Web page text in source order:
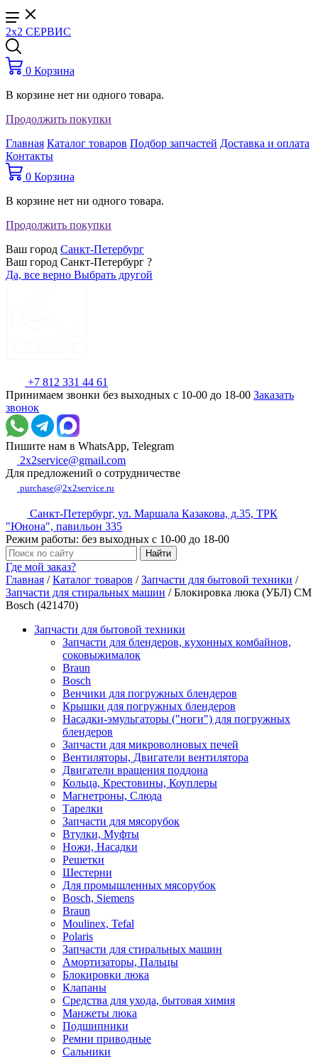
2x2 СЕРВИС
0 Корзина
В корзине нет ни одного товара.
Продолжить покупки
Главная Каталог товаров Подбор запчастей Доставка и оплата
Контакты
0 Корзина
В корзине нет ни одного товара.
Продолжить покупки
Ваш город Санкт-Петербург
Ваш город Санкт-Петербург ?
Да, все верно Выбрать другой
+7 812 331 44 61
Принимаем звонки без выходных с 10-00 до 18-00 Заказать
звонок
Пишите нам в WhatsApp, Telegram
2x2service@gmail.com
Для предложений о сотрудничестве
purchase@2x2service.ru
Санкт-Петербург, ул. Маршала Казакова, д.35, ТРК
"Юнона", павильон 335
Режим работы: без выходных с 10-00 до 18-00
Где мой заказ?
Главная /Каталог товаров /Запчасти для бытовой техники /
Запчасти для стиральных машин /Блокировка люка (УБЛ) СМ
Bosch (421470)
Запчасти для бытовой техники
Запчасти для блендеров, кухонных комбайнов,
соковыжималок
Braun
Bosch
Венчики для погружных блендеров
Крышки для погружных блендеров
Насадки-эмульгаторы ("ноги") для погружных
блендеров
Запчасти для микроволновых печей
Вентиляторы, Двигатели вентилятора
Двигатели вращения поддона
Кольца, Крестовины, Коуплеры
Магнетроны, Слюда
Тарелки
Запчасти для мясорубок
Втулки, Муфты
Ножи, Насадки
Решетки
Шестерни
Для промышленных мясорубок
Bosch, Siemens
Braun
Moulinex, Tefal
Polaris
Запчасти для стиральных машин
Амортизаторы, Пальцы
Блокировки люка
Клапаны
Средства для ухода, бытовая химия
Манжеты люка
Подшипники
Ремни приводные
Сальники